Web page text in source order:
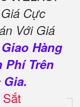
Cực
Với Giá
Giao Hàng
Phí Trên